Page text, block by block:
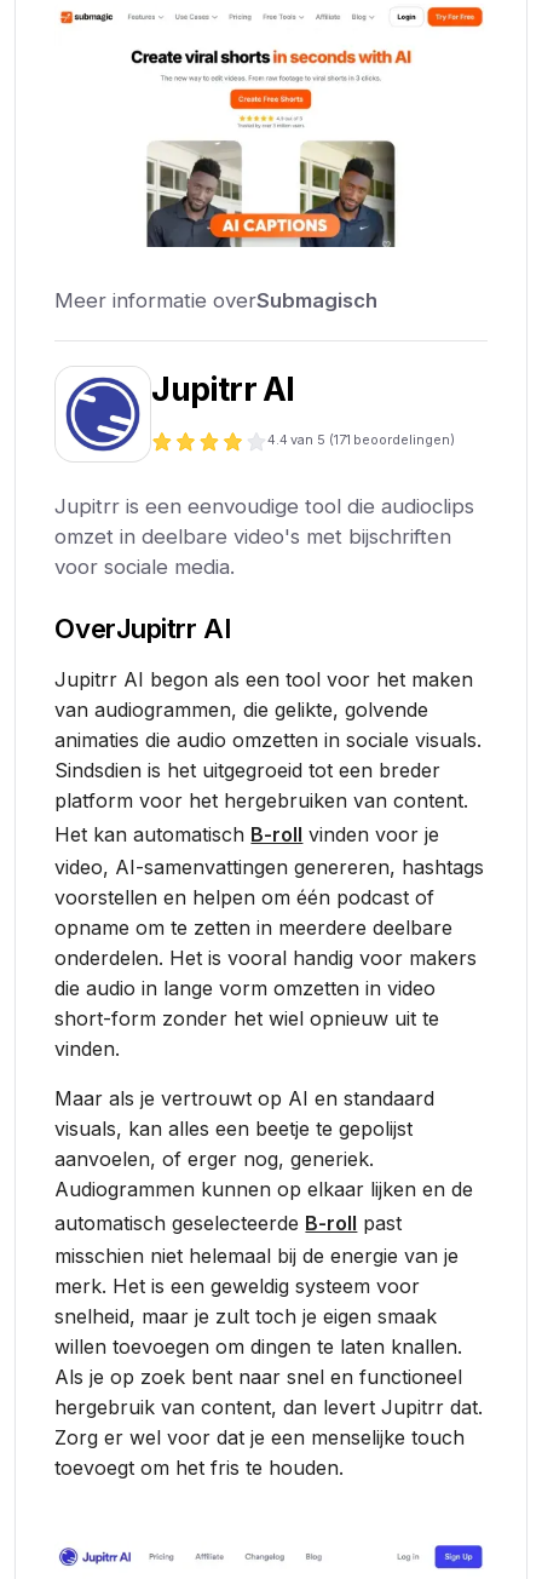
Meer informatie overSubmagisch
Jupitrr AI
4.4 van 5 (171 beoordelingen)
Jupitrr is een eenvoudige tool die audioclips
omzet in deelbare video's met bijschriften
voor sociale media.
OverJupitrr AI
Jupitrr AI begon als een tool voor het maken
van audiogrammen, die gelikte, golvende
animaties die audio omzetten in sociale visuals.
Sindsdien is het uitgegroeid tot een breder
platform voor het hergebruiken van content.
Het kan automatisch B-roll vinden voor je
video, AI-samenvattingen genereren, hashtags
voorstellen en helpen om één podcast of
opname om te zetten in meerdere deelbare
onderdelen. Het is vooral handig voor makers
die audio in lange vorm omzetten in video
short-form zonder het wiel opnieuw uit te
vinden.
Maar als je vertrouwt op AI en standaard
visuals, kan alles een beetje te gepolijst
aanvoelen, of erger nog, generiek.
Audiogrammen kunnen op elkaar lijken en de
automatisch geselecteerde B-roll past
misschien niet helemaal bij de energie van je
merk. Het is een geweldig systeem voor
snelheid, maar je zult toch je eigen smaak
willen toevoegen om dingen te laten knallen.
Als je op zoek bent naar snel en functioneel
hergebruik van content, dan levert Jupitrr dat.
Zorg er wel voor dat je een menselijke touch
toevoegt om het fris te houden.